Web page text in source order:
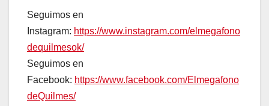
Seguimos en
Instagram: https://www.instagram.com/elmegafono
dequilmesok/
Seguimos en
Facebook: https://www.facebook.com/Elmegafono
deQuilmes/